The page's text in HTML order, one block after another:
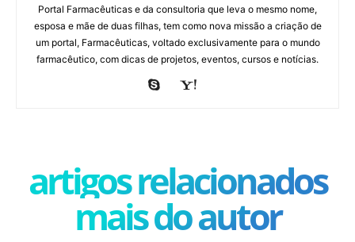
Portal Farmacêuticas e da consultoria que leva o mesmo nome,
esposa e mãe de duas filhas, tem como nova missão a criação de
um portal, Farmacêuticas, voltado exclusivamente para o mundo
farmacêutico, com dicas de projetos, eventos, cursos e notícias.
artigos relacionados
mais do autor